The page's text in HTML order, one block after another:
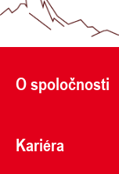
O spoločnosti
Kariéra